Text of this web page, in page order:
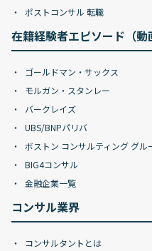
ポストコンサル 転職
在籍経験者エピソード（動
ゴールドマン・サックス
モルガン・スタンレー
バークレイズ
UBS/BNPパリバ
ボストン コンサルティング グル
BIG4コンサル
金融企業一覧
コンサル業界
コンサルタントとは